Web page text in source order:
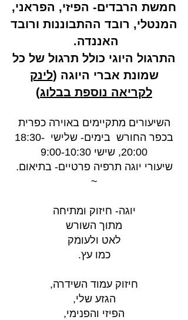
חמשת הרבדים- הפיזי, הפראני,
המנטלי, רובד ההתבוננות ורובד
האננדה.
התרגול היוגי כולל תרגול של כל
שמונת אברי היוגה (לינק
לקריאה נוספת בבלוג)
השיעורים מתקיימים באוירה כפרית
בכפר החורש בימים-
שלישי 18:30-
20:00, שישי 9:00-10:30
שיעורי יוגה תרפיה פרטיים- בתיאום.
​​~
יוגה- חיזוק ומתיחה
מתוך השורש
לאט ולעומק
כמו עץ.
חיזוק עמוד השידרה,
הגזע שלי,
הפיזי והפנימי,